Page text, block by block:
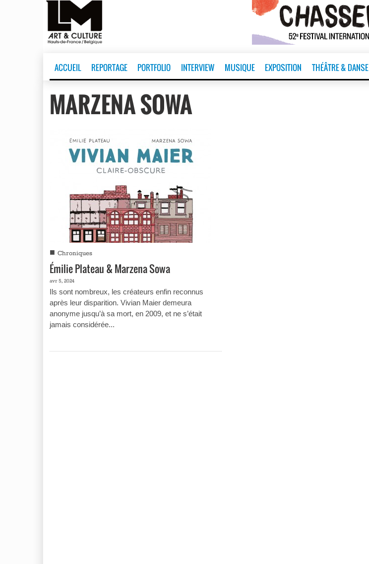
ACCUEIL REPORTAGE PORTFOLIO INTERVIEW MUSIQUE EXPOSITION THÉÂTRE & DANSE
MARZENA SOWA
■ Chroniques
Émilie Plateau & Marzena Sowa
avr 5, 2024
Ils sont nombreux, les créateurs enfin reconnus
après leur disparition. Vivian Maier demeura
anonyme jusqu’à sa mort, en 2009, et ne s’était
jamais considérée...